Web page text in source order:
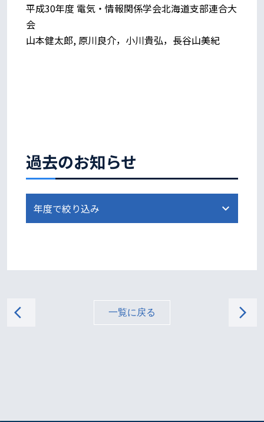
過去のお知らせ
平成30年度 電気・情報関係学会北海道支部連合大
会
山本健太郎, 原川良介，小川貴弘，長谷山美紀
arrow_back_ios 一覧に戻る arrow_forward_ios